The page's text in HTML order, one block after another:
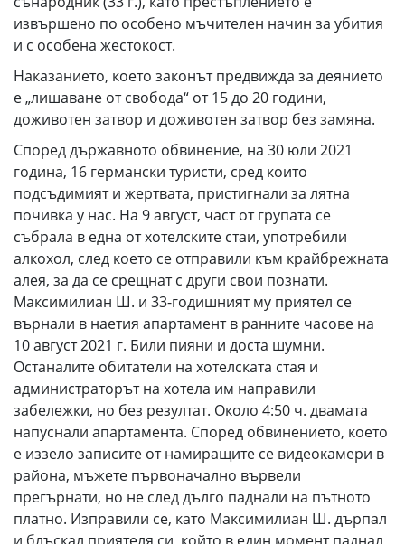
извършено по особено мъчителен начин за убития
и с особена жестокост.
Наказанието, което законът предвижда за деянието
е „лишаване от свобода“ от 15 до 20 години,
доживотен затвор и доживотен затвор без замяна.
Според държавното обвинение, на 30 юли 2021
година, 16 германски туристи, сред които
подсъдимият и жертвата, пристигнали за лятна
почивка у нас. На 9 август, част от групата се
събрала в една от хотелските стаи, употребили
алкохол, след което се отправили към крайбрежната
алея, за да се срещнат с други свои познати.
Максимилиан Ш. и 33-годишният му приятел се
върнали в наетия апартамент в ранните часове на
10 август 2021 г. Били пияни и доста шумни.
Останалите обитатели на хотелската стая и
администраторът на хотела им направили
забележки, но без резултат. Около 4:50 ч. двамата
напуснали апартамента. Според обвинението, което
е иззело записите от намиращите се видеокамери в
района, мъжете първоначално вървели
прегърнати, но не след дълго паднали на пътното
платно. Изправили се, като Максимилиан Ш. дърпал